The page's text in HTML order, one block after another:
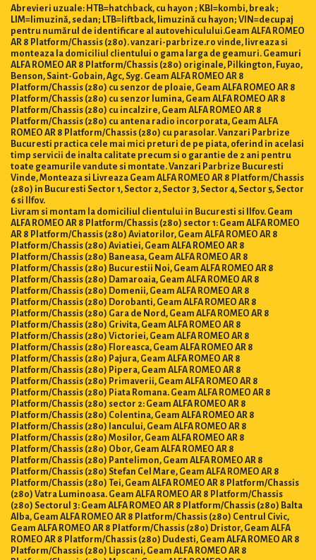
Abrevieri uzuale: HTB=hatchback, cu hayon ; KBI=kombi, break ;
LIM=limuzină, sedan; LTB=liftback, limuzină cu hayon; VIN=decupaj
pentru numărul de identificare al autovehiculului.Geam ALFA ROMEO
AR 8 Platform/Chassis (280). vanzari-parbrize.ro vinde, livreaza si
monteaza la domiciliul clientului o gama larga de geamuri. Geamuri
ALFA ROMEO AR 8 Platform/Chassis (280) originale, Pilkington, Fuyao,
Benson, Saint-Gobain, Agc, Syg. Geam ALFA ROMEO AR 8
Platform/Chassis (280) cu senzor de ploaie, Geam ALFA ROMEO AR 8
Platform/Chassis (280) cu senzor lumina, Geam ALFA ROMEO AR 8
Platform/Chassis (280) cu incalzire, Geam ALFA ROMEO AR 8
Platform/Chassis (280) cu antena radio incorporata, Geam ALFA
ROMEO AR 8 Platform/Chassis (280) cu parasolar. Vanzari Parbrize
Bucuresti practica cele mai mici preturi de pe piata, oferind in acelasi
timp servicii de inalta calitate precum si o garantie de 2 ani pentru
toate geamurile vandute si montate. Vanzari Parbrize Bucuresti
Vinde, Monteaza si Livreaza Geam ALFA ROMEO AR 8 Platform/Chassis
(280) in Bucuresti Sector 1, Sector 2, Sector 3, Sector 4, Sector 5, Sector
6 si Ilfov.
Livram si montam la domiciliul clientului in Bucuresti si Ilfov. Geam
ALFA ROMEO AR 8 Platform/Chassis (280) sector 1: Geam ALFA ROMEO
AR 8 Platform/Chassis (280) Aviatorilor, Geam ALFA ROMEO AR 8
Platform/Chassis (280) Aviatiei, Geam ALFA ROMEO AR 8
Platform/Chassis (280) Baneasa, Geam ALFA ROMEO AR 8
Platform/Chassis (280) Bucurestii Noi, Geam ALFA ROMEO AR 8
Platform/Chassis (280) Damaroaia, Geam ALFA ROMEO AR 8
Platform/Chassis (280) Domenii, Geam ALFA ROMEO AR 8
Platform/Chassis (280) Dorobanti, Geam ALFA ROMEO AR 8
Platform/Chassis (280) Gara de Nord, Geam ALFA ROMEO AR 8
Platform/Chassis (280) Grivita, Geam ALFA ROMEO AR 8
Platform/Chassis (280) Victoriei, Geam ALFA ROMEO AR 8
Platform/Chassis (280) Floreasca, Geam ALFA ROMEO AR 8
Platform/Chassis (280) Pajura, Geam ALFA ROMEO AR 8
Platform/Chassis (280) Pipera, Geam ALFA ROMEO AR 8
Platform/Chassis (280) Primaverii, Geam ALFA ROMEO AR 8
Platform/Chassis (280) Piata Romana. Geam ALFA ROMEO AR 8
Platform/Chassis (280) sector 2: Geam ALFA ROMEO AR 8
Platform/Chassis (280) Colentina, Geam ALFA ROMEO AR 8
Platform/Chassis (280) Iancului, Geam ALFA ROMEO AR 8
Platform/Chassis (280) Mosilor, Geam ALFA ROMEO AR 8
Platform/Chassis (280) Obor, Geam ALFA ROMEO AR 8
Platform/Chassis (280) Pantelimon, Geam ALFA ROMEO AR 8
Platform/Chassis (280) Stefan Cel Mare, Geam ALFA ROMEO AR 8
Platform/Chassis (280) Tei, Geam ALFA ROMEO AR 8 Platform/Chassis
(280) Vatra Luminoasa. Geam ALFA ROMEO AR 8 Platform/Chassis
(280) Sectorul 3: Geam ALFA ROMEO AR 8 Platform/Chassis (280) Balta
Alba, Geam ALFA ROMEO AR 8 Platform/Chassis (280) Centrul Civic,
Geam ALFA ROMEO AR 8 Platform/Chassis (280) Dristor, Geam ALFA
ROMEO AR 8 Platform/Chassis (280) Dudesti, Geam ALFA ROMEO AR 8
Platform/Chassis (280) Lipscani, Geam ALFA ROMEO AR 8